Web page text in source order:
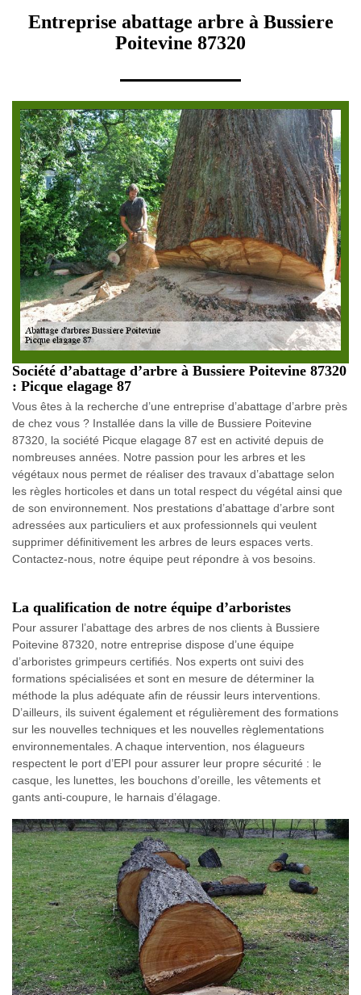
Entreprise abattage arbre à Bussiere
Poitevine 87320
Société d’abattage d’arbre à Bussiere Poitevine 87320
: Picque elagage 87
Vous êtes à la recherche d’une entreprise d’abattage d’arbre près
de chez vous ? Installée dans la ville de Bussiere Poitevine
87320, la société Picque elagage 87 est en activité depuis de
nombreuses années. Notre passion pour les arbres et les
végétaux nous permet de réaliser des travaux d’abattage selon
les règles horticoles et dans un total respect du végétal ainsi que
de son environnement. Nos prestations d’abattage d’arbre sont
adressées aux particuliers et aux professionnels qui veulent
supprimer définitivement les arbres de leurs espaces verts.
Contactez-nous, notre équipe peut répondre à vos besoins.
La qualification de notre équipe d’arboristes
Pour assurer l’abattage des arbres de nos clients à Bussiere
Poitevine 87320, notre entreprise dispose d’une équipe
d’arboristes grimpeurs certifiés. Nos experts ont suivi des
formations spécialisées et sont en mesure de déterminer la
méthode la plus adéquate afin de réussir leurs interventions.
D’ailleurs, ils suivent également et régulièrement des formations
sur les nouvelles techniques et les nouvelles règlementations
environnementales. A chaque intervention, nos élagueurs
respectent le port d’EPI pour assurer leur propre sécurité : le
casque, les lunettes, les bouchons d’oreille, les vêtements et
gants anti-coupure, le harnais d’élagage.